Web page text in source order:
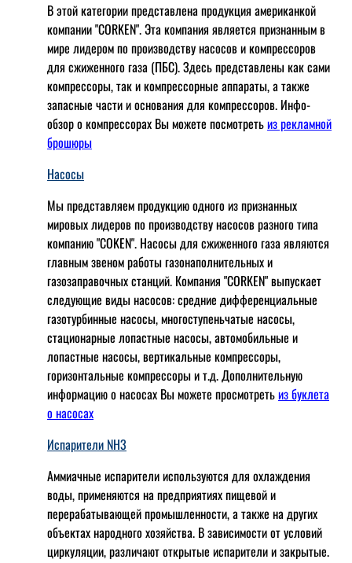
В этой категории представлена продукция американкой
компании "CORKEN". Эта компания является признанным в
мире лидером по производству насосов и компрессоров
для сжиженного газа (ПБС). Здесь представлены как сами
компрессоры, так и компрессорные аппараты, а также
запасные части и основания для компрессоров. Инфо-
обзор о компрессорах Вы можете посмотретьиз рекламной
брошюры
Насосы
Мы представляем продукцию одного из признанных
мировых лидеров по производству насосов разного типа
компанию "COKEN". Насосы для сжиженного газа являются
главным звеном работы газонаполнительных и
газозаправочных станций. Компания "CORKEN" выпускает
следующие виды насосов: cредние дифференциальные
газотурбинные насосы, многоступеньчатые насосы,
стационарные лопастные насосы, автомобильные и
лопaстные насосы, вертикальные компрессоры,
горизонтальные компрессоры и т.д. Дополнительную
информацию о насосах Вы можете просмотретьиз буклета
о насосах
Испарители NH3
Аммиачные испарители используются для охлаждения
воды, применяются на предприятиях пищевой и
перерабатывающей промышленности, а также на других
объектах народного хозяйства. В зависимости от условий
циркуляции, различают открытые испарители и закрытые.